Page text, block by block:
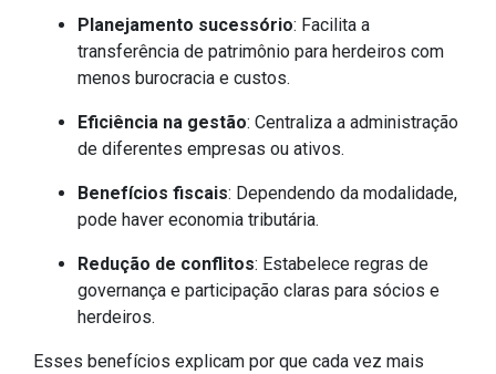
Planejamento sucessório: Facilita a
transferência de patrimônio para herdeiros com
menos burocracia e custos.
Eficiência na gestão: Centraliza a administração
de diferentes empresas ou ativos.
Benefícios fiscais: Dependendo da modalidade,
pode haver economia tributária.
Redução de conflitos: Estabelece regras de
governança e participação claras para sócios e
herdeiros.
Esses benefícios explicam por que cada vez mais